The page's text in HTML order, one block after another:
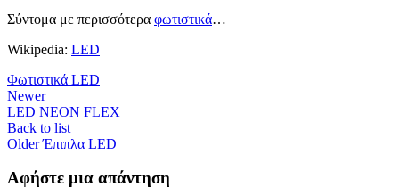
Σύντομα με περισσότερα φωτιστικά…
Wikipedia: LED
Φωτιστικά LED
Newer
LED NEON FLEX
Back to list
Older Έπιπλα LED
Αφήστε μια απάντηση